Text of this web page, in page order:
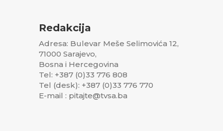
Redakcija
Adresa: Bulevar Meše Selimovića 12,
71000 Sarajevo,
Bosna i Hercegovina
Tel: +387 (0)33 776 808
Tel (desk): +387 (0)33 776 770
E-mail : pitajte@tvsa.ba